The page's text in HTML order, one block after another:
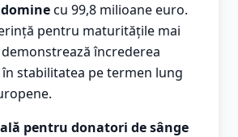
cu 99,8 milioane euro.
pentru maturitățile mai
încrederea
stabilitatea pe termen lung
pentru donatori de sânge